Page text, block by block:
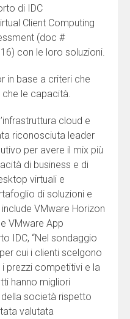
di IDC
Client Computing
(doc #
con le loro soluzioni.
in base a criteri che
le capacità.
cloud e
riconosciuta leader
per avere il mix più
di business e di
virtuali e
di soluzioni e
VMware Horizon
VMware App
IDC, “Nel sondaggio
cui i clienti scelgono
prezzi competitivi e la
hanno migliori
società rispetto
valutata